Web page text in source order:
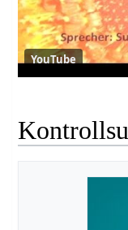
YouTube